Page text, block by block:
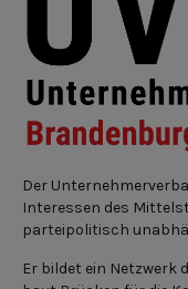
Der
Interessen des
parteipolitisch
Er bildet ein Netzwerk